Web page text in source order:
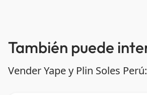
También puede
Vender Yape y Plin Soles Perú: